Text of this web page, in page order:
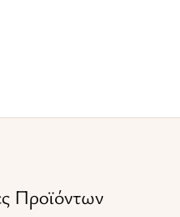
Προϊόντων